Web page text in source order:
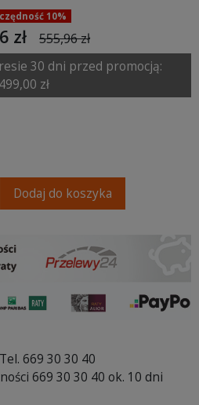
10%
zł 555,96 zł
30 dni przed promocją:
499,00 zł
Dodaj do koszyka
669 30 30 40
669 30 30 40 ok. 10 dni